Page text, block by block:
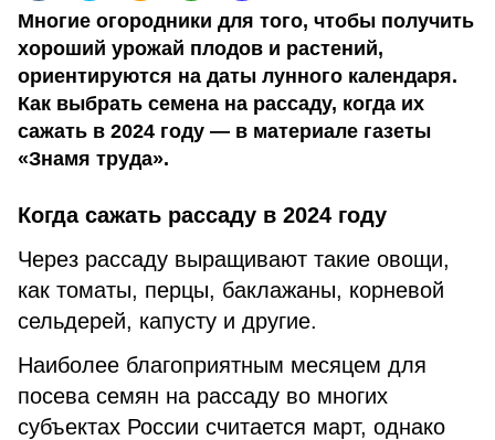
Многие огородники для того, чтобы получить
хороший урожай плодов и растений,
ориентируются на даты лунного календаря.
Как выбрать семена на рассаду, когда их
сажать в 2024 году — в материале газеты
«Знамя труда».
Когда сажать рассаду в 2024 году
Через рассаду выращивают такие овощи,
как томаты, перцы, баклажаны, корневой
сельдерей, капусту и другие.
Наиболее благоприятным месяцем для
посева семян на рассаду во многих
субъектах России считается март, однако